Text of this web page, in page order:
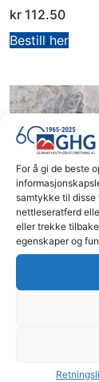
For å gi de beste
samtykke til disse
nettleseratferd
eller trekke
egenskaper og
kr 112.50
Bestill her
kr121.25